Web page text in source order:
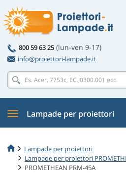
800 59 63 25 (lun-ven 9-17)
info@proiettori-lampade.it
Lampade per proiettori
Lampade per proiettori
Lampade per proiettori
PROMETHEAN PRM-45A